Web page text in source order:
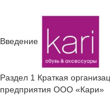
Введение
Раздел 1 Краткая
предприятия ООО «Кари»